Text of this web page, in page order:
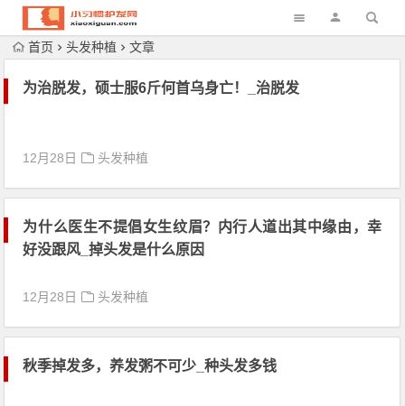
首页 头发种植 文章
为治脱发，硕士服6斤何首乌身亡！_治脱发
12月28日 头发种植
为什么医生不提倡女生纹眉？内行人道出其中缘由，幸
好没跟风_掉头发是什么原因
12月28日 头发种植
秋季掉发多，养发粥不可少_种头发多钱